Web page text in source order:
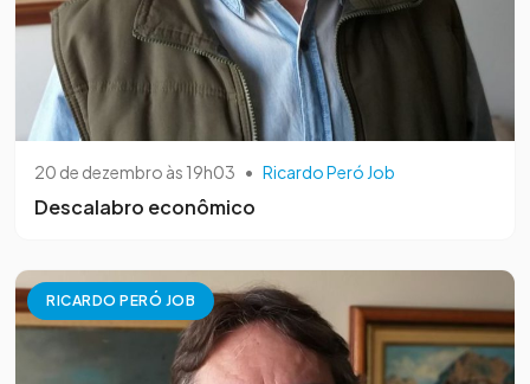
20 de dezembro às 19h03 • Ricardo Peró Job
Descalabro econômico
RICARDO PERÓ JOB